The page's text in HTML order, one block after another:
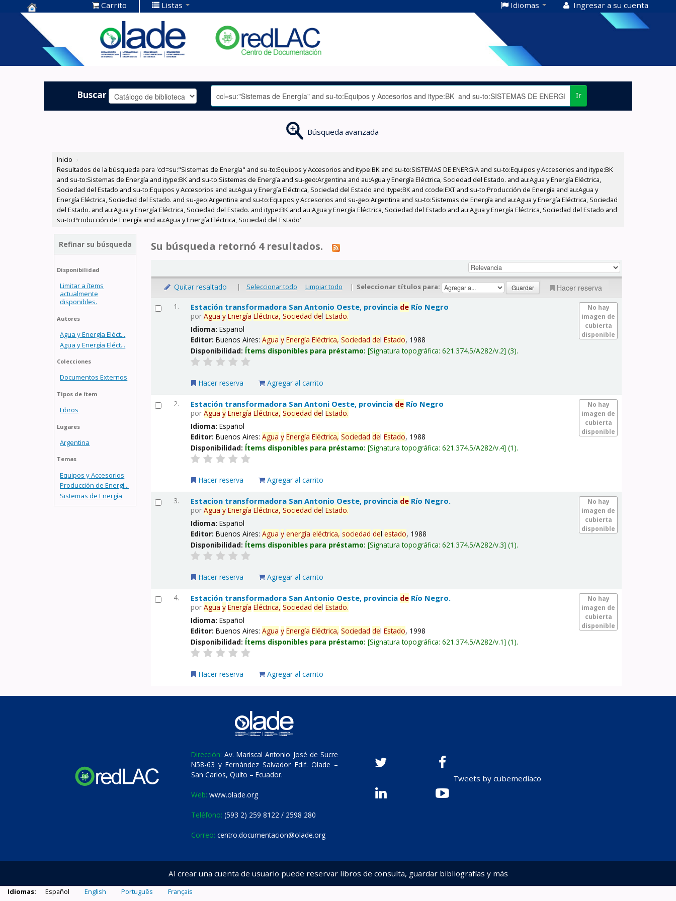
Centro de
Documentación
OLADE -
Carrito Listas Idiomas Ingresar a su cuenta
Buscar Ir
Búsqueda avanzada
Inicio ›
Resultados de la búsqueda para 'ccl=su:"Sistemas de Energía" and su-to:Equipos y Accesorios and itype:BK and su-to:SISTEMAS DE ENERGIA and su-to:Equipos y Accesorios and itype:BK
and su-to:Sistemas de Energía and itype:BK and su-to:Sistemas de Energía and su-geo:Argentina and au:Agua y Energía Eléctrica, Sociedad del Estado. and au:Agua y Energía Eléctrica,
Sociedad del Estado and su-to:Equipos y Accesorios and au:Agua y Energía Eléctrica, Sociedad del Estado and itype:BK and ccode:EXT and su-to:Producción de Energía and au:Agua y
Energía Eléctrica, Sociedad del Estado. and su-geo:Argentina and su-to:Equipos y Accesorios and su-geo:Argentina and su-to:Sistemas de Energía and au:Agua y Energía Eléctrica, Sociedad
del Estado. and au:Agua y Energía Eléctrica, Sociedad del Estado. and itype:BK and au:Agua y Energía Eléctrica, Sociedad del Estado and au:Agua y Energía Eléctrica, Sociedad del Estado and
su-to:Producción de Energía and au:Agua y Energía Eléctrica, Sociedad del Estado'
Refinar su búsqueda
Disponibilidad
Limitar a ítems
actualmente
disponibles.
Autores
Agua y Energía Eléct...
Agua y Energía Eléct...
Colecciones
Documentos Externos
Tipos de ítem
Libros
Lugares
Argentina
Temas
Equipos y Accesorios
Producción de Energí...
Sistemas de Energía
Su búsqueda retornó 4 resultados.
Quitar resaltado | Seleccionar todo Limpiar todo | Seleccionar títulos para: Hacer reserva
1.
No hay
imagen de
cubierta
disponible
Estación transformadora San Antonio Oeste, provincia de Río Negro
porAgua y Energía Eléctrica, Sociedad delEstado.
Idioma:Español
Editor:Buenos Aires:Agua y Energía Eléctrica, Sociedad delEstado, 1988
Disponibilidad: Ítems disponibles para préstamo: Signatura topográfica:621.374.5/A282/v.2 (3).
Hacer reserva Agregar al carrito
2.
No hay
imagen de
cubierta
disponible
Estación transformadora San Antoni Oeste, provincia de Río Negro
porAgua y Energía Eléctrica, Sociedad delEstado.
Idioma:Español
Editor:Buenos Aires:Agua y Energía Eléctrica, Sociedad delEstado, 1988
Disponibilidad: Ítems disponibles para préstamo: Signatura topográfica:621.374.5/A282/v.4 (1).
Hacer reserva Agregar al carrito
3.
No hay
imagen de
cubierta
disponible
Estacion transformadora San Antonio Oeste, provincia de Río Negro.
porAgua y Energía Eléctrica, Sociedad delEstado.
Idioma:Español
Editor:Buenos Aires:Agua y energía eléctrica, sociedad delestado, 1988
Disponibilidad: Ítems disponibles para préstamo: Signatura topográfica:621.374.5/A282/v.3 (1).
Hacer reserva Agregar al carrito
4.
No hay
imagen de
cubierta
disponible
Estación transformadora San Antonio Oeste, provincia de Río Negro.
porAgua y Energía Eléctrica, Sociedad delEstado.
Idioma:Español
Editor:Buenos Aires:Agua y Energía Eléctrica, Sociedad delEstado, 1998
Disponibilidad: Ítems disponibles para préstamo: Signatura topográfica:621.374.5/A282/v.1 (1).
Hacer reserva Agregar al carrito
Dirección: Av. Mariscal Antonio José de Sucre
N58-63 y Fernández Salvador Edif. Olade –
San Carlos, Quito – Ecuador.
Web: www.olade.org
Teléfono: (593 2) 259 8122 / 2598 280
Correo: centro.documentacion@olade.org
Tweets by cubemediaco
Al crear una cuenta de usuario puede reservar libros de consulta, guardar bibliografías y más
Idiomas: Español English Português Français